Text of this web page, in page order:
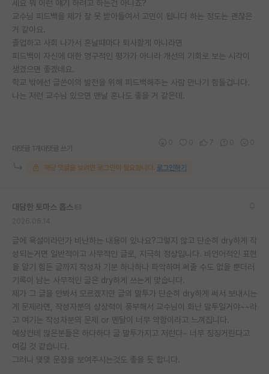
유학교육
이벤트
반도체 아카데미
재팬라운지 🌸
세요 뭐 이런 얘기 하려고 하는건 아니죠?
교수님 피드백을 제가 잘 못 받아들여서 고민이 됩니다 하는 정도는 괜찮은
거 같아요.
졸업하고 사회 나가서 혼날때마다 퇴사할게 아니라면
피드백이 자신에 대한 영구적인 평가가 아니라 개선의 기회로 보는 시각이
생겼으면 좋겠네요.
학교 밖에선 글쓴이의 발전을 위해 피드백해주는 사람 만나기 힘들겁니다.
나는 저런 교수님 있으면 맨날 혼나도 좋을 거 같은데.
대댓글 1개 대댓글 쓰기
해당 댓글을 보려면 로그인이 필요합니다. 로그인하기
대담한 토마스 홉스
글에 욕설이라던가 비난하는 내용이 있나요?그렇지 않고 단순히 dry하게 작
성되는거면 일반적이고 사무적인 글로, 지극히 정상입니다. 비언어적인 표현
을 알기 힘든 글까지 작성자 기분 하나하나 파악하며 써줄 수도 없을 뿐더러
기록이 남는 사무적인 글은 dry하게 쓰는게 맞습니다.
제가 그 글을 안봐서 모르겠지만 글의 말투가 단순히 dry하게 써서 보내시는
게 문제라면, 작성자분의 상상력이 풍부해서 교수님이 화난 말투일거야~~라
고 여기는 작성자분의 문제 or 멘탈이 너무 약함이라고 느껴집니다.
예상컨데 많은분들은 하다하다 글 말투가지고 저런다~ 너무 징징거린다고
여길 것 같습니다.
그러니 몇몇 문장을 보여주시는것도 좋을 듯 합니다.